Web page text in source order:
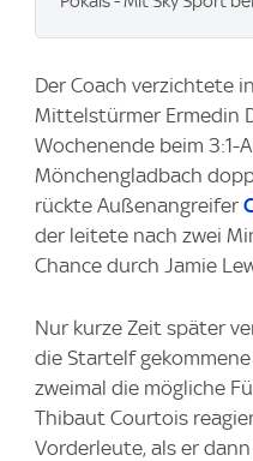
Der Coach verzichtete
Mittelstürmer Ermedin
Wochenende beim 3:1-
Mönchengladbach
rückte Außenangreifer
der leitete nach zwei
Chance durch Jamie
Nur kurze Zeit später
die Startelf
zweimal die mögliche
Thibaut Courtois
Vorderleute, als er